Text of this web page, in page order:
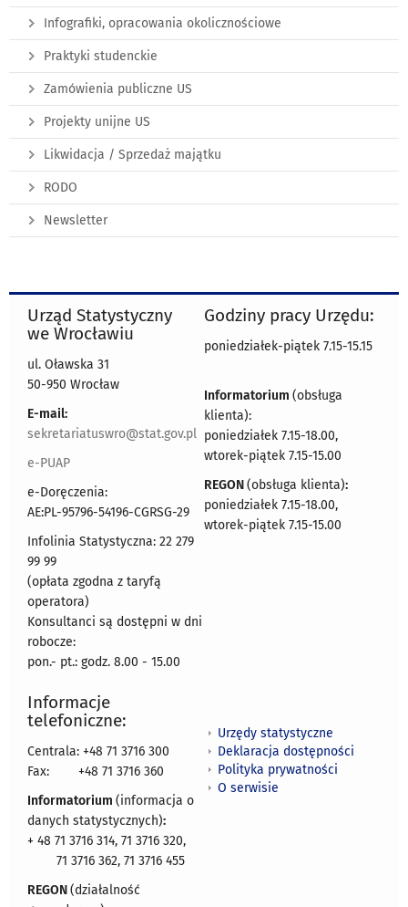
Infografiki, opracowania okolicznościowe
Praktyki studenckie
Zamówienia publiczne US
Projekty unijne US
Likwidacja / Sprzedaż majątku
RODO
Newsletter
Urząd Statystyczny
we Wrocławiu
ul. Oławska 31
50-950 Wrocław
E-mail:
sekretariatuswro@stat.gov.pl
e-PUAP
e-Doręczenia:
AE:PL-95796-54196-CGRSG-29
Infolinia Statystyczna: 22 279
99 99
(opłata zgodna z taryfą
operatora)
Konsultanci są dostępni w dni
robocze:
pon.- pt.: godz. 8.00 - 15.00
Godziny pracy Urzędu:
poniedziałek-piątek 7.15-15.15
Informatorium (obsługa
klienta):
poniedziałek 7.15-18.00,
wtorek-piątek 7.15-15.00
REGON(obsługa klienta):
poniedziałek 7.15-18.00,
wtorek-piątek 7.15-15.00
Informacje
telefoniczne:
Centrala: +48 71 3716 300
Fax:
+48 71 3716 360
Informatorium (informacja o
danych statystycznych):
+ 48 71 3716 314, 71 3716 320,
71 3716 362, 71 3716 455
REGON(działalność
Urzędy statystyczne
Deklaracja dostępności
Polityka prywatności
O serwisie